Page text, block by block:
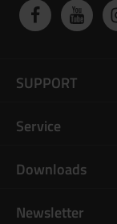
Das markante
diese Edition
Newsletter
SUPPORT
Service
Downloads